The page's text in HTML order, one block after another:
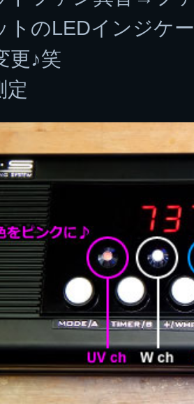
トのLEDインジケ
更♪笑
定